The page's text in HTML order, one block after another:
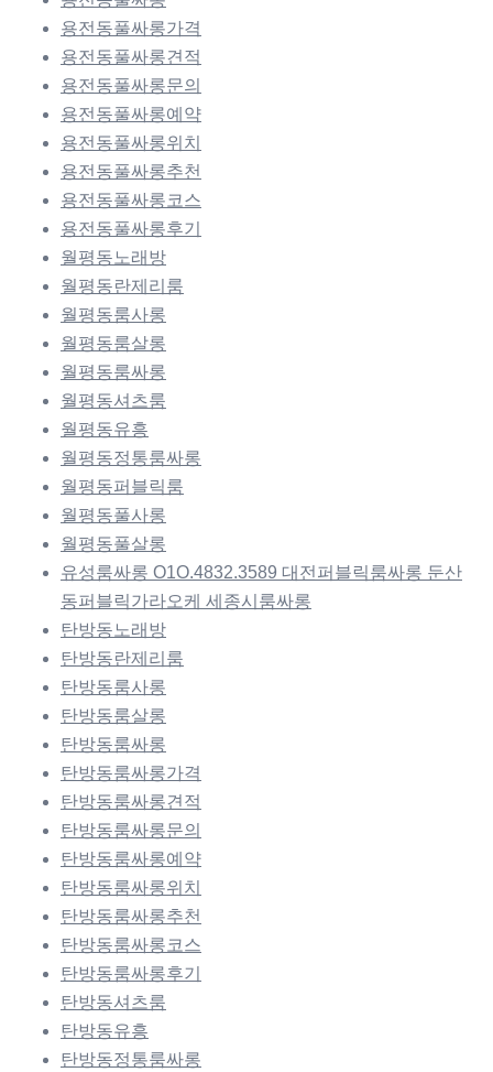
용전동풀싸롱가격
용전동풀싸롱견적
용전동풀싸롱문의
용전동풀싸롱예약
용전동풀싸롱위치
용전동풀싸롱추천
용전동풀싸롱코스
용전동풀싸롱후기
월평동노래방
월평동란제리룸
월평동룸사롱
월평동룸살롱
월평동룸싸롱
월평동셔츠룸
월평동유흥
월평동정통룸싸롱
월평동퍼블릭룸
월평동풀사롱
월평동풀살롱
유성룸싸롱 O1O.4832.3589 대전퍼블릭룸싸롱 둔산
동퍼블릭가라오케 세종시룸싸롱
탄방동노래방
탄방동란제리룸
탄방동룸사롱
탄방동룸살롱
탄방동룸싸롱
탄방동룸싸롱가격
탄방동룸싸롱견적
탄방동룸싸롱문의
탄방동룸싸롱예약
탄방동룸싸롱위치
탄방동룸싸롱추천
탄방동룸싸롱코스
탄방동룸싸롱후기
탄방동셔츠룸
탄방동유흥
탄방동정통룸싸롱